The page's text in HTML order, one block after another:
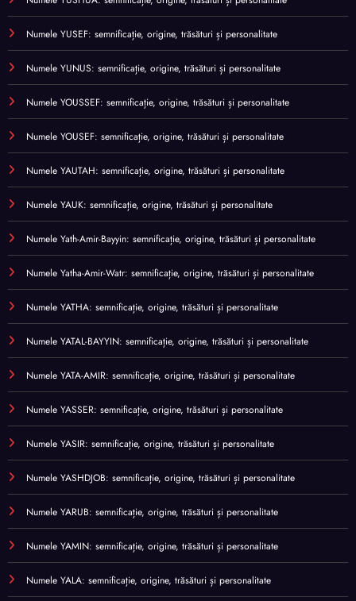
Numele YUSEF: semnificație, origine, trăsături și personalitate
Numele YUNUS: semnificație, origine, trăsături și personalitate
Numele YOUSSEF: semnificație, origine, trăsături și personalitate
Numele YOUSEF: semnificație, origine, trăsături și personalitate
Numele YAUTAH: semnificație, origine, trăsături și personalitate
Numele YAUK: semnificație, origine, trăsături și personalitate
Numele Yath-Amir-Bayyin: semnificație, origine, trăsături și personalitate
Numele Yatha-Amir-Watr: semnificație, origine, trăsături și personalitate
Numele YATHA: semnificație, origine, trăsături și personalitate
Numele YATAL-BAYYIN: semnificație, origine, trăsături și personalitate
Numele YATA-AMIR: semnificație, origine, trăsături și personalitate
Numele YASSER: semnificație, origine, trăsături și personalitate
Numele YASIR: semnificație, origine, trăsături și personalitate
Numele YASHDJOB: semnificație, origine, trăsături și personalitate
Numele YARUB: semnificație, origine, trăsături și personalitate
Numele YAMIN: semnificație, origine, trăsături și personalitate
Numele YALA: semnificație, origine, trăsături și personalitate